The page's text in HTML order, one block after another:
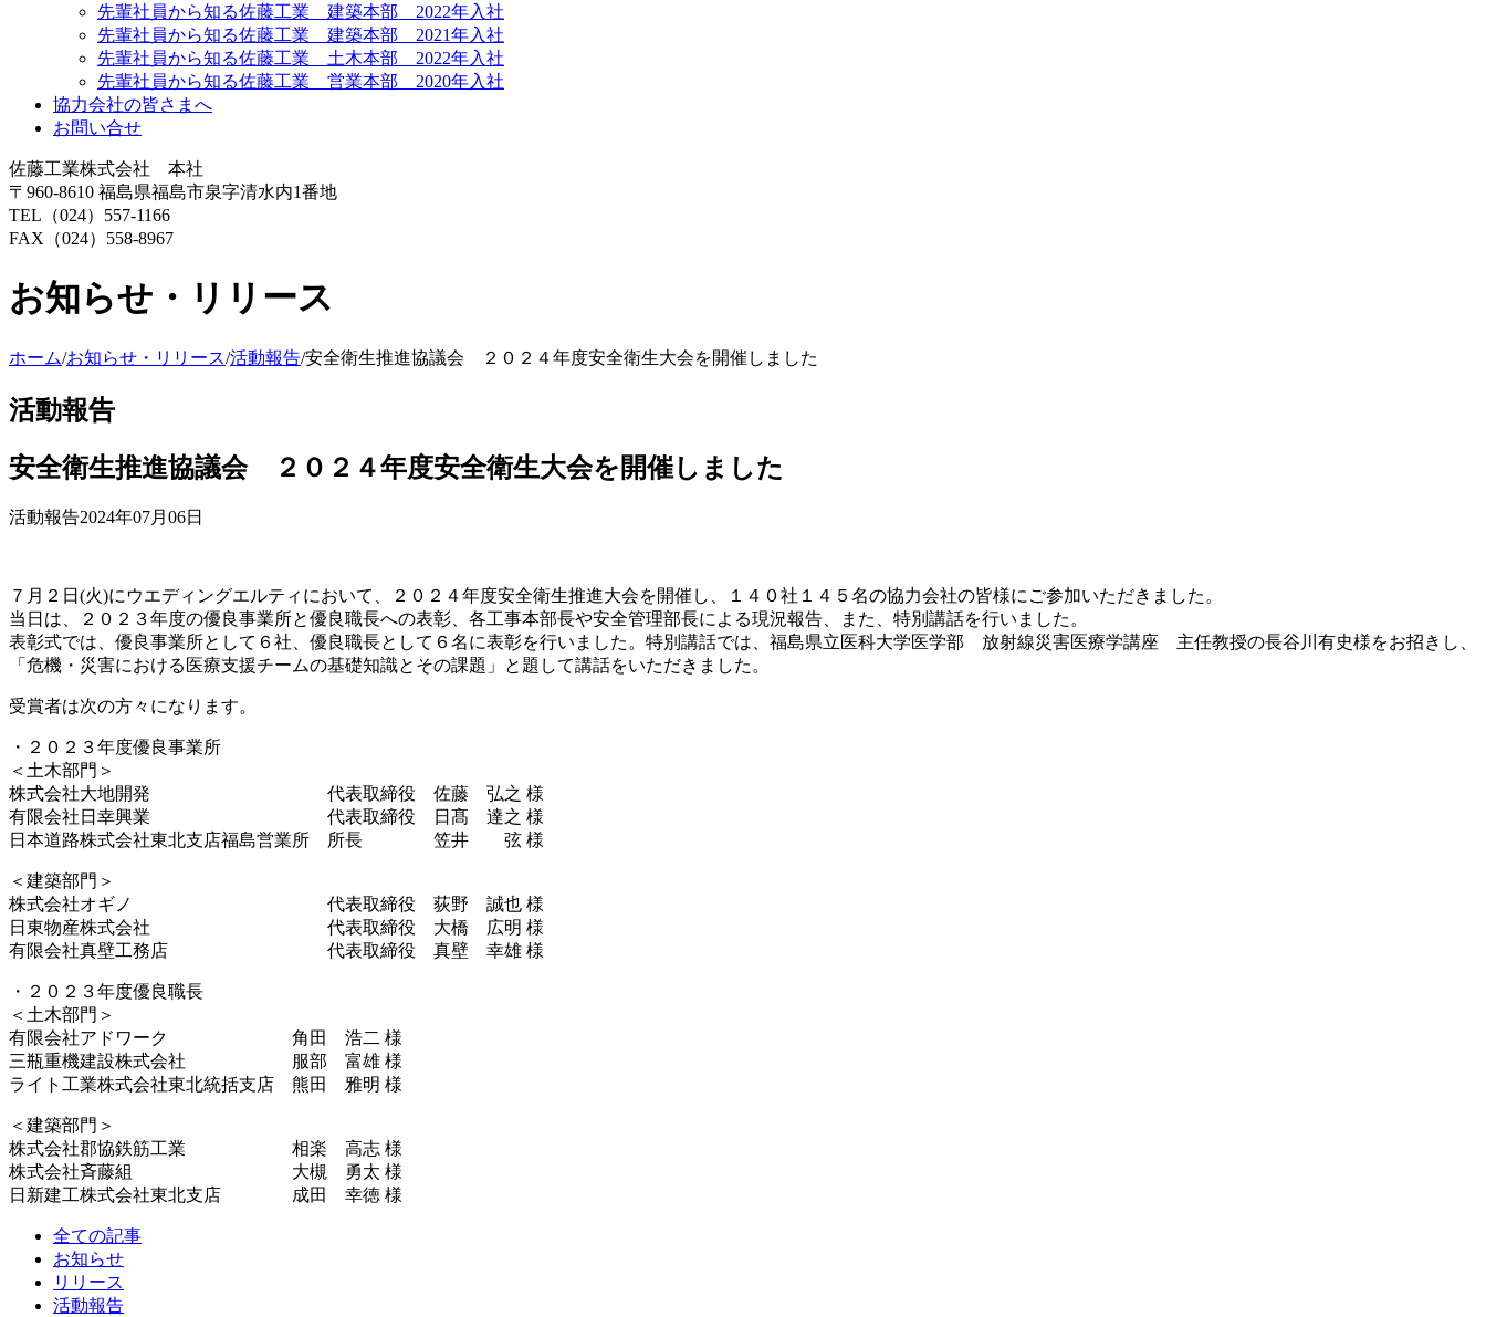
先輩社員から知る佐藤工業 建築本部 2022年入社
先輩社員から知る佐藤工業 建築本部 2021年入社
先輩社員から知る佐藤工業 土木本部 2022年入社
先輩社員から知る佐藤工業 営業本部 2020年入社
協力会社の皆さまへ
お問い合せ
佐藤工業株式会社 本社
〒960-8610 福島県福島市泉字清水内1番地
TEL（024）557-1166
FAX（024）558-8967
お知らせ・リリース
ホーム/お知らせ・リリース/活動報告/安全衛生推進協議会 ２０２４年度安全衛生大会を開催しました
活動報告
安全衛生推進協議会 ２０２４年度安全衛生大会を開催しました
活動報告2024年07月06日
７月２日(火)にウエディングエルティにおいて、２０２４年度安全衛生推進大会を開催し、１４０社１４５名の協力会社の皆様にご参加いただきました。
当日は、２０２３年度の優良事業所と優良職長への表彰、各工事本部長や安全管理部長による現況報告、また、特別講話を行いました。
表彰式では、優良事業所として６社、優良職長として６名に表彰を行いました。特別講話では、福島県立医科大学医学部 放射線災害医療学講座 主任教授の長谷川有史様をお招きし、
「危機・災害における医療支援チームの基礎知識とその課題」と題して講話をいただきました。
受賞者は次の方々になります。
・２０２３年度優良事業所
＜土木部門＞
株式会社大地開発 代表取締役 佐藤 弘之 様
有限会社日幸興業 代表取締役 日髙 達之 様
日本道路株式会社東北支店福島営業所 所長 笠井 弦 様
＜建築部門＞
株式会社オギノ 代表取締役 荻野 誠也 様
日東物産株式会社 代表取締役 大橋 広明 様
有限会社真壁工務店 代表取締役 真壁 幸雄 様
・２０２３年度優良職長
＜土木部門＞
有限会社アドワーク 角田 浩二 様
三瓶重機建設株式会社 服部 富雄 様
ライト工業株式会社東北統括支店 熊田 雅明 様
＜建築部門＞
株式会社郡協鉄筋工業 相楽 高志 様
株式会社斉藤組 大槻 勇太 様
日新建工株式会社東北支店 成田 幸徳 様
全ての記事
お知らせ
リリース
活動報告